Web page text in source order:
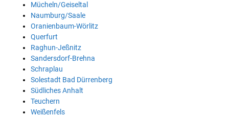
Mücheln/Geiseltal
Naumburg/Saale
Oranienbaum-Wörlitz
Querfurt
Raghun-Jeßnitz
Sandersdorf-Brehna
Schraplau
Solestadt Bad Dürrenberg
Südliches Anhalt
Teuchern
Weißenfels